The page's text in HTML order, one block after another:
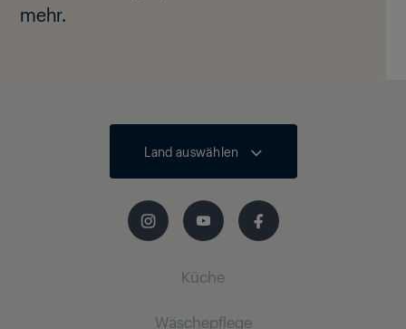
mehr.
Land auswählen
Küche
Wäschepflege